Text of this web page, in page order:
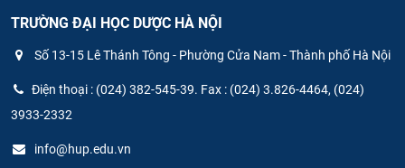
TRƯỜNG ĐẠI HỌC DƯỢC HÀ NỘI
Số 13-15 Lê Thánh Tông - Phường Cửa Nam - Thành phố Hà Nội
Điện thoại : (024) 382-545-39. Fax : (024) 3.826-4464, (024)
3933-2332
info@hup.edu.vn